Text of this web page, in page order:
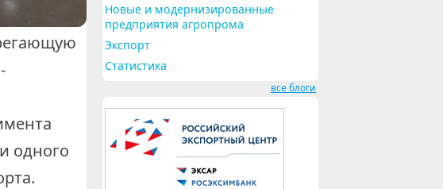
одного
Новые и модернизированные
предприятия агропрома
Экспорт
Статистика
все блоги